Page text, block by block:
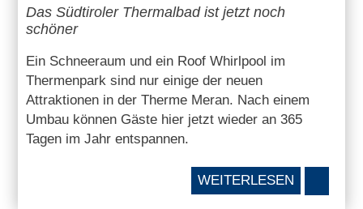
Das Südtiroler Thermalbad ist jetzt noch
schöner
Ein Schneeraum und ein Roof Whirlpool im
Thermenpark sind nur einige der neuen
Attraktionen in der Therme Meran. Nach einem
Umbau können Gäste hier jetzt wieder an 365
Tagen im Jahr entspannen.
WEITERLESEN